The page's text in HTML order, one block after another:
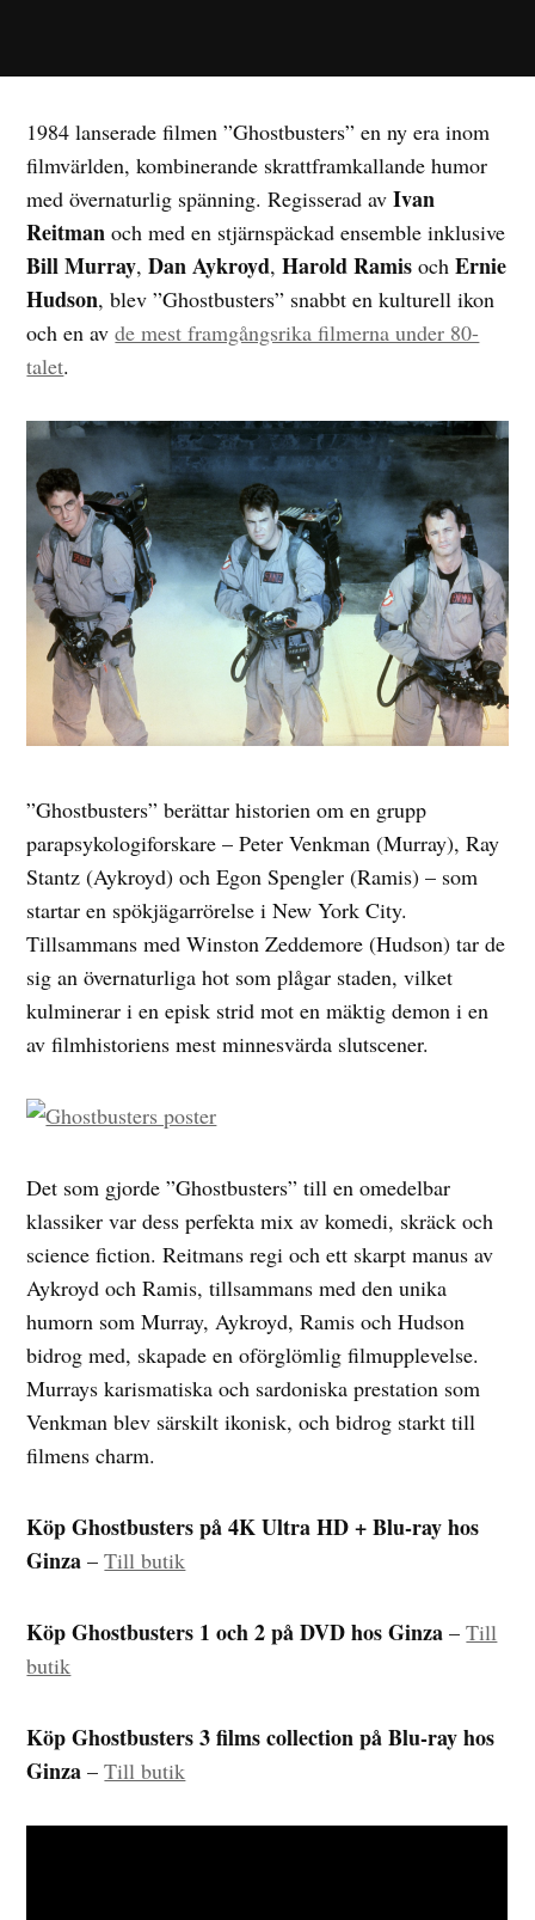
1984 lanserade filmen ”Ghostbusters” en ny era inom
filmvärlden, kombinerande skrattframkallande humor
med övernaturlig spänning. Regisserad avIvan
Reitman och med en stjärnspäckad ensemble inklusive
Bill Murray,Dan Aykroyd,Harold Ramis ochErnie
Hudson, blev ”Ghostbusters” snabbt en kulturell ikon
och en avde mest framgångsrika filmerna under 80-
talet.
”Ghostbusters” berättar historien om en grupp
parapsykologiforskare – Peter Venkman (Murray), Ray
Stantz (Aykroyd) och Egon Spengler (Ramis) – som
startar en spökjägarrörelse i New York City.
Tillsammans med Winston Zeddemore (Hudson) tar de
sig an övernaturliga hot som plågar staden, vilket
kulminerar i en episk strid mot en mäktig demon i en
av filmhistoriens mest minnesvärda slutscener.
Det som gjorde ”Ghostbusters” till en omedelbar
klassiker var dess perfekta mix av komedi, skräck och
science fiction. Reitmans regi och ett skarpt manus av
Aykroyd och Ramis, tillsammans med den unika
humorn som Murray, Aykroyd, Ramis och Hudson
bidrog med, skapade en oförglömlig filmupplevelse.
Murrays karismatiska och sardoniska prestation som
Venkman blev särskilt ikonisk, och bidrog starkt till
filmens charm.
Köp Ghostbusters på 4K Ultra HD + Blu-ray hos
Ginza –Till butik
Köp Ghostbusters 1 och 2 på DVD hos Ginza –Till
butik
Köp Ghostbusters 3 films collection på Blu-ray hos
Ginza –Till butik